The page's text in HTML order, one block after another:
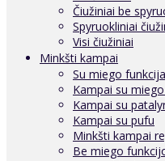
Čiužiniai be
Spyruokliniai
Visi čiužiniai
Minkšti kampai
Su miego
Kampai su
Kampai su
Kampai su pufu
Minkšti kampai
Be miego